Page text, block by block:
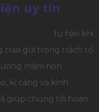
uy tín
tự hào khi
trao gửi trọng trách tổ
mầm non
kĩ càng và kinh
giúp chúng tôi hoàn